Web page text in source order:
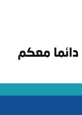
دائما معكم